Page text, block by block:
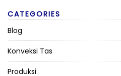
CATEGORIES
Blog
Konveksi Tas
Produksi